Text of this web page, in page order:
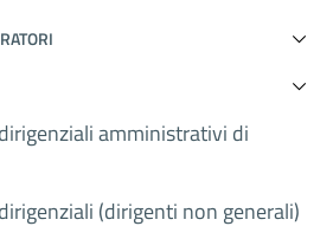
amministrativi di
(dirigenti non generali)